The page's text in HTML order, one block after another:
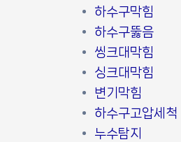
하수구막힘
하수구뚫음
씽크대막힘
싱크대막힘
변기막힘
하수구고압세척
누수탐지